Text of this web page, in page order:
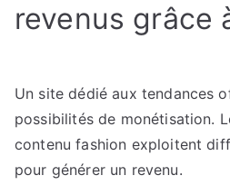
revenus grâce
Un site dédié aux tendances
possibilités de monétisation.
contenu fashion exploitent
pour générer un revenu.